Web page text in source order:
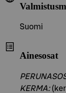
Suomi
Ainesosat
KERMA: